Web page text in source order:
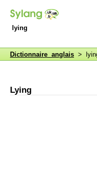
lying
Dictionnaire anglais >
Lying